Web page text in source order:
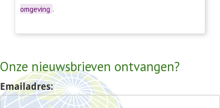
omgeving .
Onze nieuwsbrieven ontvangen?
Emailadres: